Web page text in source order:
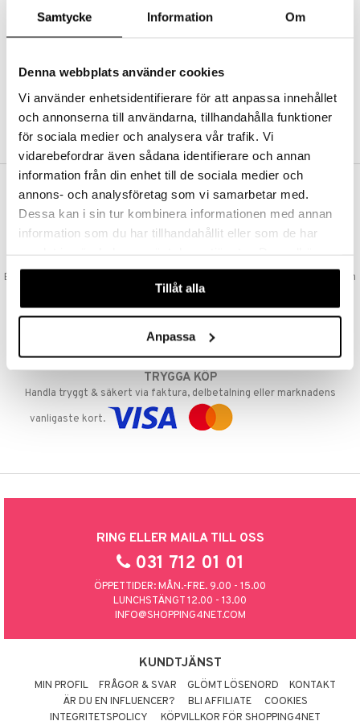
Samtycke Information Om
Denna webbplats använder cookies
Vi använder enhetsidentifierare för att anpassa innehållet
och annonserna till användarna, tillhandahålla funktioner
för sociala medier och analysera vår trafik. Vi
vidarebefordrar även sådana identifierare och annan
information från din enhet till de sociala medier och
annons- och analysföretag som vi samarbetar med.
Dessa kan i sin tur kombinera informationen med annan
information som du har tillhandahållit eller som de har
våra cookies vid fortsatt användande av vår webbplats.
Tillåt alla
Anpassa
Abonnemang
Bevaka produkter
Recensera produkter
SKAPA KUND
VAD KOSTAR FRAKTEN?
Vi erbjuder fri frakt från 350 kr. Vår gräns för fraktfri leverans bestäms
utifån vilken avdelning du handlar från. Läs mer här »
Beställningar lagda före 14:00 (gäller varor i lager) skickas normalt ut från
oss samma dag.
GODKÄND AV LÄKEMEDELSVERKET
EU-logotypen är symbolen som visar att vi är godkända av
TRYGGA KÖP
Handla tryggt & säkert via faktura, delbetalning eller marknadens
vanligaste kort.
RING ELLER MAILA TILL OSS
031 712 01 01
ÖPPETTIDER: MÅN.-FRE. 9.00 - 15.00
LUNCHSTÄNGT 12.00 - 13.00
INFO@SHOPPING4NET.COM
KUNDTJÄNST
MIN PROFIL FRÅGOR & SVAR GLÖMT LÖSENORD
KONTAKT
ÄR DU EN INFLUENCER?
BLI AFFILIATE
COOKIES
INTEGRITETSPOLICY
KÖPVILLKOR FÖR SHOPPING4NET